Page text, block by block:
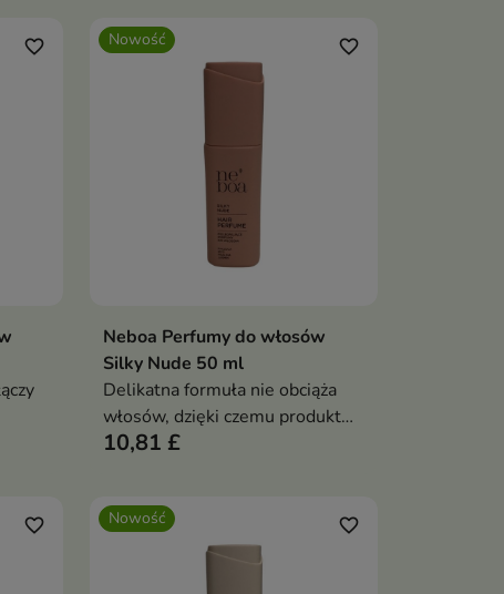
favorite_border Nowość
Dodaj do koszyka
favorite_border
Neboa Perfumy do włosów
Silky Nude 50 ml
Delikatna formuła nie obciąża
włosów, dzięki czemu produkt
idealnie sprawdza się zarówno
10,81 £
favorite_border Nowość favorite_border